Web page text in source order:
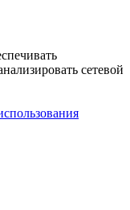
сетевой